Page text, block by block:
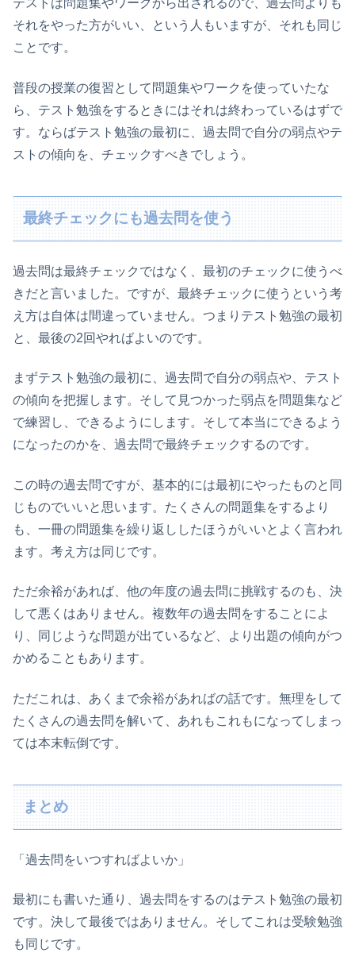
テストは問題集やワークから出されるので、過去問よりも
それをやった方がいい、という人もいますが、それも同じ
ことです。
普段の授業の復習として問題集やワークを使っていたな
ら、テスト勉強をするときにはそれは終わっているはずで
す。ならばテスト勉強の最初に、過去問で自分の弱点やテ
ストの傾向を、チェックすべきでしょう。
最終チェックにも過去問を使う
過去問は最終チェックではなく、最初のチェックに使うべ
きだと言いました。ですが、最終チェックに使うという考
え方は自体は間違っていません。つまりテスト勉強の最初
と、最後の2回やればよいのです。
まずテスト勉強の最初に、過去問で自分の弱点や、テスト
の傾向を把握します。そして見つかった弱点を問題集など
で練習し、できるようにします。そして本当にできるよう
になったのかを、過去問で最終チェックするのです。
この時の過去問ですが、基本的には最初にやったものと同
じものでいいと思います。たくさんの問題集をするより
も、一冊の問題集を繰り返ししたほうがいいとよく言われ
ます。考え方は同じです。
ただ余裕があれば、他の年度の過去問に挑戦するのも、決
して悪くはありません。複数年の過去問をすることによ
り、同じような問題が出ているなど、より出題の傾向がつ
かめることもあります。
ただこれは、あくまで余裕があればの話です。無理をして
たくさんの過去問を解いて、あれもこれもになってしまっ
ては本末転倒です。
まとめ
「過去問をいつすればよいか」
最初にも書いた通り、過去問をするのはテスト勉強の最初
です。決して最後ではありません。そしてこれは受験勉強
も同じです。